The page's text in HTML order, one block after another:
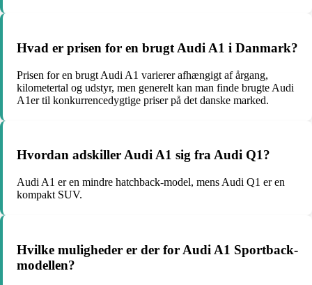
Hvad er prisen for en brugt Audi A1 i Danmark?
Prisen for en brugt Audi A1 varierer afhængigt af årgang,
kilometertal og udstyr, men generelt kan man finde brugte Audi
A1er til konkurrencedygtige priser på det danske marked.
Hvordan adskiller Audi A1 sig fra Audi Q1?
Audi A1 er en mindre hatchback-model, mens Audi Q1 er en
kompakt SUV.
Hvilke muligheder er der for Audi A1 Sportback-
modellen?